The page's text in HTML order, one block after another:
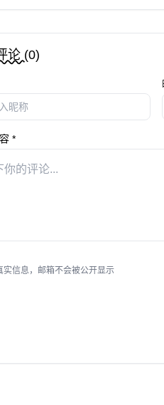
论 (0)
*
实信息，邮箱不会被公开显示